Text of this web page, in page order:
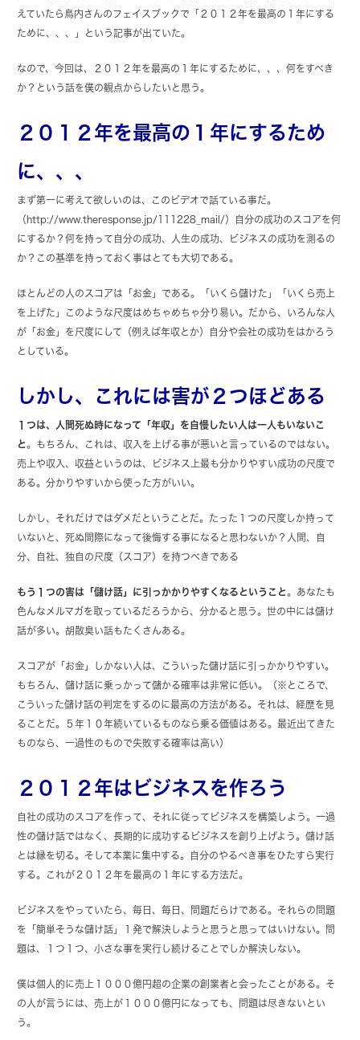
えていたら鳥内さんのフェイスブックで「２０１２年を最高の１年にする
ために、、、」という記事が出ていた。
なので、今回は、２０１２年を最高の１年にするために、、、何をすべき
か？という話を僕の観点からしたいと思う。
２０１２年を最高の１年にするため
に、、、
まず第一に考えて欲しいのは、このビデオで話ている事だ。
（http://www.theresponse.jp/111228_mail/）自分の成功のスコアを何
にするか？何を持って自分の成功、人生の成功、ビジネスの成功を測るの
か？この基準を持っておく事はとても大切である。
ほとんどの人のスコアは「お金」である。「いくら儲けた」「いくら売上
を上げた」このような尺度はめちゃめちゃ分り易い。だから、いろんな人
が「お金」を尺度にして（例えば年収とか）自分や会社の成功をはかろう
としている。
しかし、これには害が２つほどある
１つは、人間死ぬ時になって「年収」を自慢したい人は一人もいないこ
と 。もちろん、これは、収入を上げる事が悪いと言っているのではない。
売上や収入、収益というのは、ビジネス上最も分かりやすい成功の尺度で
ある。分かりやすいから使った方がいい。
しかし、それだけではダメだということだ。たった１つの尺度しか持って
いないと、死ぬ間際になって後悔する事になると思わないか？人間、自
分、自社、独自の尺度（スコア）を持つべきである
もう１つの害は「儲け話」に引っかかりやすくなるということ 。あなたも
色んなメルマガを取っているだろうから、分かると思う。世の中には儲け
話が多い。胡散臭い話もたくさんある。
スコアが「お金」しかない人は、こういった儲け話に引っかかりやすい。
もちろん、儲け話に乗っかって儲かる確率は非常に低い。（※ところで、
こういった儲け話の判定をするのに最高の方法がある。それは、経歴を見
ることだ。５年１０年続いているものなら乗る価値はある。最近出てきた
ものなら、一過性のもので失敗する確率は高い）
２０１２年はビジネスを作ろう
自社の成功のスコアを作って、それに従ってビジネスを構築しよう。一過
性の儲け話ではなく、長期的に成功するビジネスを創り上げよう。儲け話
とは縁を切る。そして本業に集中する。自分のやるべき事をひたすら実行
する。これが２０１２年を最高の１年にする方法だ。
ビジネスをやっていたら、毎日、毎日、問題だらけである。それらの問題
を「簡単そうな儲け話」１発で解決しようと思うと思ってはいけない。問
題は、１つ１つ、小さな事を実行し続けることでしか解決しない。
僕は個人的に売上１０００億円超の企業の創業者と会ったことがある。そ
の人が言うには、売上が１０００億円になっても、問題は尽きないとい
う。